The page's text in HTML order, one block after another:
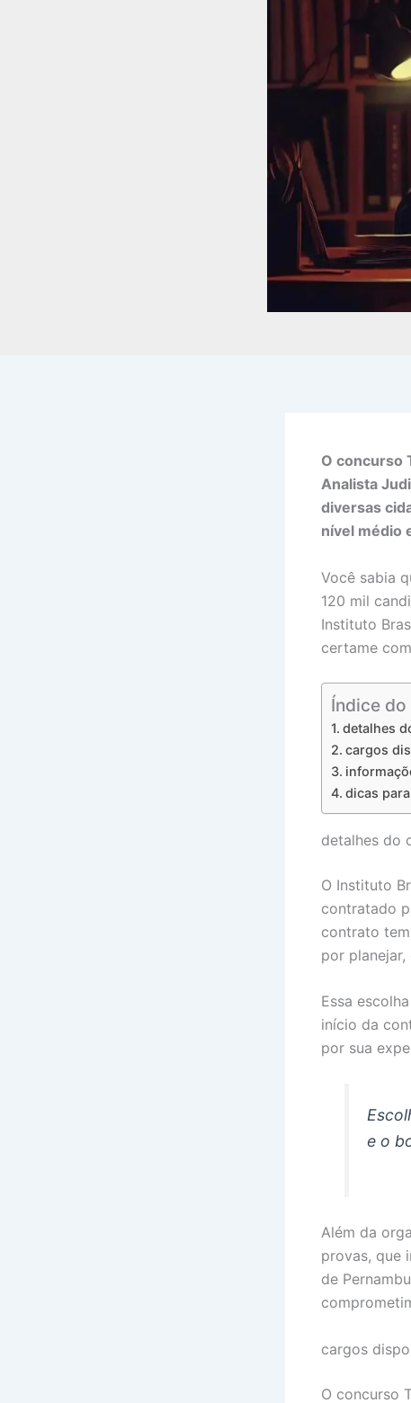
O concurso
Analista
diversas
nível médio
Você sabia
120 mil
Instituto
certame
Índice
detalhes
cargos
dicas
detalhes do
O Instituto
contratado
contrato
por
Essa
início da
por sua
e o
Além da
provas, que
de
cargos
O concurso